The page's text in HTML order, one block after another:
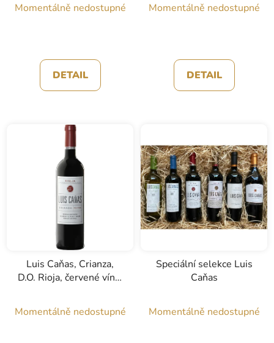
Momentálně nedostupné
DETAIL
Momentálně nedostupné
DETAIL
Luis Caňas, Crianza,
D.O. Rioja, červené víno,
Momentálně nedostupné
Speciální selekce Luis
Caňas
Momentálně nedostupné